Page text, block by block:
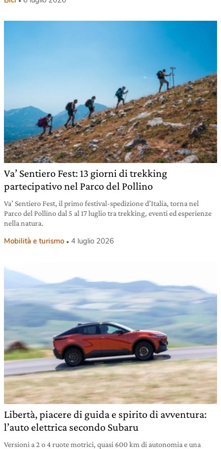
Va’ Sentiero Fest: 13 giorni di trekking
partecipativo nel Parco del Pollino
Va’ Sentiero Fest, il primo festival-spedizione d’Italia, torna nel
Parco del Pollino dal 5 al 17 luglio tra trekking, eventi ed esperienze
nella natura.
Mobilità e turismo 4 luglio 2026
Libertà, piacere di guida e spirito di avventura:
l’auto elettrica secondo Subaru
Versioni a 2 o 4 ruote motrici, quasi 600 km di autonomia e una